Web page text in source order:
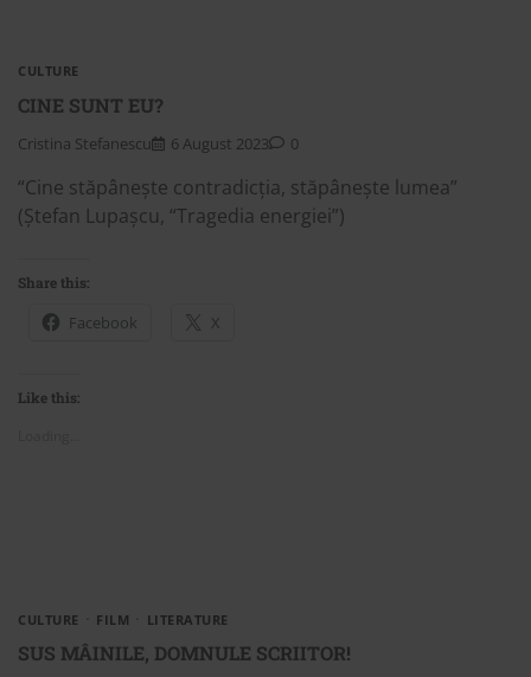
CULTURE
CINE SUNT EU?
Cristina Stefanescu 6 August 2023 0
“Cine stăpânește contradicția, stăpânește lumea”
(Ștefan Lupașcu, “Tragedia energiei”)
Share this:
Facebook X
Like this:
CULTURE FILM LITERATURE
SUS MÂINILE, DOMNULE SCRIITOR!